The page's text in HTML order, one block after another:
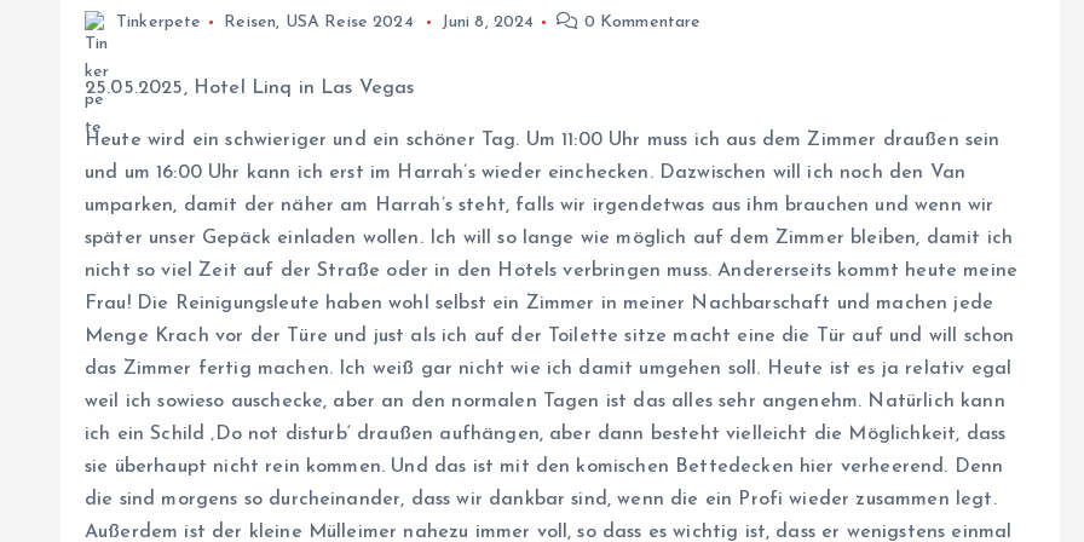
Tinkerpete Reisen, USA Reise 2024 Juni 8, 2024 0 Kommentare
25.05.2025, Hotel Linq in Las Vegas
Heute wird ein schwieriger und ein schöner Tag. Um 11:00 Uhr muss ich aus dem Zimmer draußen sein
und um 16:00 Uhr kann ich erst im Harrah’s wieder einchecken. Dazwischen will ich noch den Van
umparken, damit der näher am Harrah’s steht, falls wir irgendetwas aus ihm brauchen und wenn wir
später unser Gepäck einladen wollen. Ich will so lange wie möglich auf dem Zimmer bleiben, damit ich
nicht so viel Zeit auf der Straße oder in den Hotels verbringen muss. Andererseits kommt heute meine
Frau! Die Reinigungsleute haben wohl selbst ein Zimmer in meiner Nachbarschaft und machen jede
Menge Krach vor der Türe und just als ich auf der Toilette sitze macht eine die Tür auf und will schon
das Zimmer fertig machen. Ich weiß gar nicht wie ich damit umgehen soll. Heute ist es ja relativ egal
weil ich sowieso auschecke, aber an den normalen Tagen ist das alles sehr angenehm. Natürlich kann
ich ein Schild ‚Do not disturb‘ draußen aufhängen, aber dann besteht vielleicht die Möglichkeit, dass
sie überhaupt nicht rein kommen. Und das ist mit den komischen Bettedecken hier verheerend. Denn
die sind morgens so durcheinander, dass wir dankbar sind, wenn die ein Profi wieder zusammen legt.
Außerdem ist der kleine Mülleimer nahezu immer voll, so dass es wichtig ist, dass er wenigstens einmal